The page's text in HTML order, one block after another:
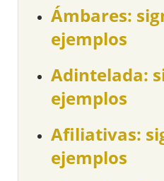
Ámbares:
ejemplos
Adintelada:
ejemplos
Afiliativas:
ejemplos